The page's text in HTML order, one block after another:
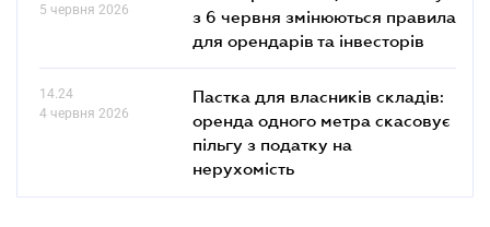
5 червня 2026
з 6 червня змінюються правила
для орендарів та інвесторів
14.24
4 червня 2026
Пастка для власників складів:
оренда одного метра скасовує
пільгу з податку на
нерухомість